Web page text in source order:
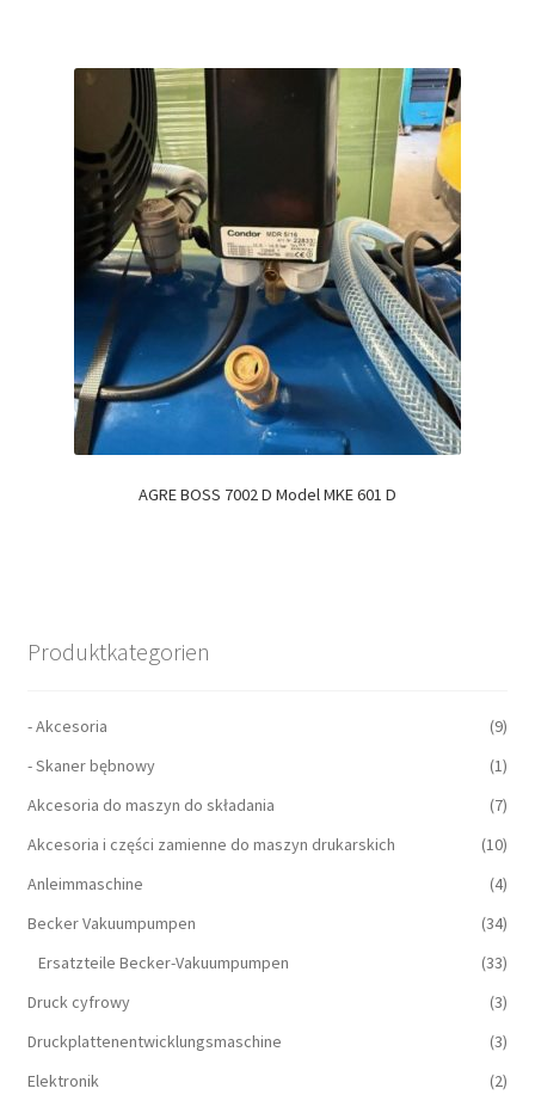
AGRE BOSS 7002 D Model MKE 601 D
Produktkategorien
- Akcesoria
(9)
- Skaner bębnowy
(1)
Akcesoria do maszyn do składania
(7)
Akcesoria i części zamienne do maszyn drukarskich
(10)
Anleimmaschine
(4)
Becker Vakuumpumpen
(34)
Ersatzteile Becker-Vakuumpumpen
(33)
Druck cyfrowy
(3)
Druckplattenentwicklungsmaschine
(3)
Elektronik
(2)